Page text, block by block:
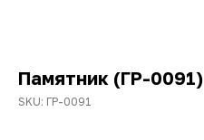
Памятник (ГР-0091)
SKU: ГР-0091